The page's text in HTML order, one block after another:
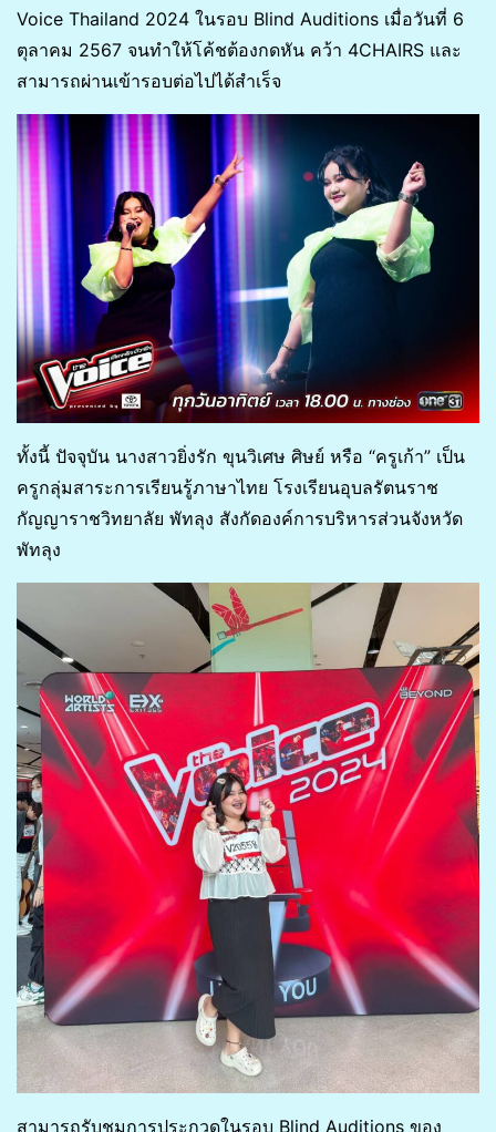
Voice Thailand 2024 ในรอบ Blind Auditions เมื่อวันที่ 6
ตุลาคม 2567 จนทำให้โค้ชต้องกดหัน คว้า 4CHAIRS และ
สามารถผ่านเข้ารอบต่อไปได้สำเร็จ
ทั้งนี้ ปัจจุบัน นางสาวยิ่งรัก ขุนวิเศษ ศิษย์ หรือ “ครูเก้า” เป็น
ครูกลุ่มสาระการเรียนรู้ภาษาไทย โรงเรียนอุบลรัตนราช
กัญญาราชวิทยาลัย พัทลุง สังกัดองค์การบริหารส่วนจังหวัด
พัทลุง
สามารถรับชมการประกวดในรอบ Blind Auditions ของ